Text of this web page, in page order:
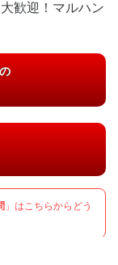
歓迎！マルハン
」はこちらからどう